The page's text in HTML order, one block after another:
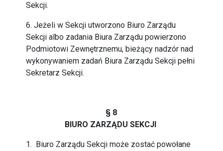
Sekcji.
6. Jeżeli w Sekcji utworzono Biuro Zarządu
Sekcji albo zadania Biura Zarządu powierzono
Podmiotowi Zewnętrznemu, bieżący nadzór nad
wykonywaniem zadań Biura Zarządu Sekcji pełni
Sekretarz Sekcji.
§ 8
BIURO ZARZĄDU SEKCJI
1. Biuro Zarządu Sekcji może zostać powołane